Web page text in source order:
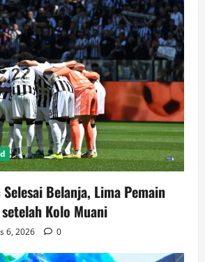
Belanja, Lima Pemain
Kolo Muani
6, 2026 0